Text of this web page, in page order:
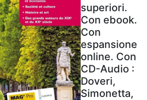
superiori.
Con ebook.
Con
espansione
online. Con
CD-Audio :
Doveri,
Simonetta,